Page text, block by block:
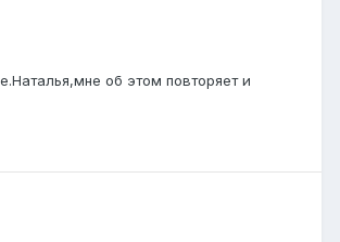
об этом повторяет и